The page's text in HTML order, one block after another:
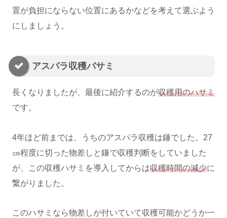
置が負担にならない位置にあるかなどを考えて選ぶよう
にしましょう。
アスパラ収穫バサミ
長くなりましたが、最後に紹介するのが収穫用のハサミ
です。
4年ほど前までは、うちのアスパラ収穫は鎌でした。27
㎝程度に切った物差しと鎌で収穫判断をしていました
が、この収穫ハサミを導入してからは収穫時間の減少に
繋がりました。
このハサミなら物差しが付いていて収穫可能かどうか一